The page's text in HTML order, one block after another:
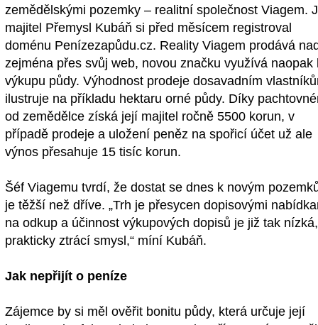
zemědělskými pozemky – realitní společnost Viagem.
majitel Přemysl Kubáň si před měsícem registroval
doménu Penízezapůdu.cz. Reality Viagem prodává
zejména přes svůj web, novou značku využívá naopak
výkupu půdy. Výhodnost prodeje dosavadním
ilustruje na příkladu hektaru orné půdy. Díky
od zemědělce získá její majitel ročně 5500 korun, v
případě prodeje a uložení peněz na spořicí účet už ale
výnos přesahuje 15 tisíc korun.
Šéf Viagemu tvrdí, že dostat se dnes k novým
je těžší než dříve. „Trh je přesycen dopisovými
na odkup a účinnost výkupových dopisů je již tak
prakticky ztrácí smysl,“ míní Kubáň.
Jak nepřijít o peníze
Zájemce by si měl ověřit bonitu půdy, která určuje její